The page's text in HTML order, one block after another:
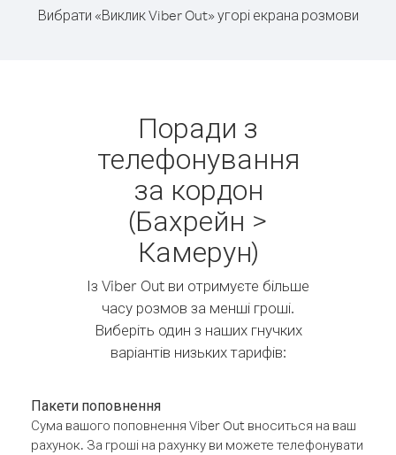
Вибрати «Виклик Viber Out» угорі екрана розмови
Поради з
телефонування
за кордон
(Бахрейн >
Камерун)
Із Viber Out ви отримуєте більше
часу розмов за менші гроші.
Виберіть один з наших гнучких
варіантів низьких тарифів:
Пакети поповнення
Сума вашого поповнення Viber Out вноситься на ваш
рахунок. За гроші на рахунку ви можете телефонувати